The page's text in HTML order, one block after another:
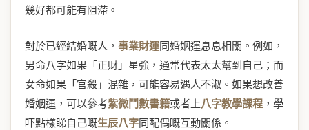
幾好都可能有阻滯。
對於已經結婚嘅人， 事業財運同婚姻運息息相關。例如，
男命八字如果「正財」星強，通常代表太太幫到自己；而
女命如果「官殺」混雜，可能容易遇人不淑。如果想改善
婚姻運，可以參考紫微鬥數書籍或者上八字教學課程 ，學
吓點樣睇自己嘅生辰八字同配偶嘅互動關係。